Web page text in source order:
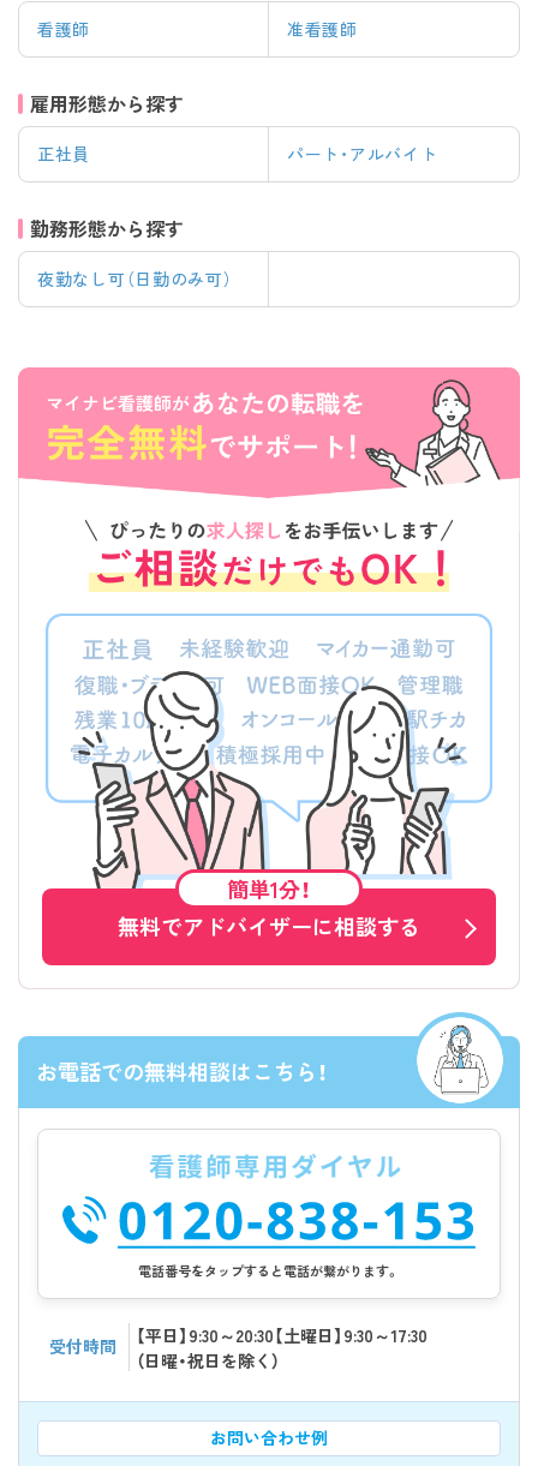
看護師 准看護師
雇用形態から探す
正社員 パート・アルバイト
勤務形態から探す
夜勤なし可（日勤のみ可）
簡単1分！
無料でアドバイザーに相談する
お電話での無料相談はこちら！
電話番号をタップすると電話が繋がります。
受付時間
【平日】9:30～20:30【土曜日】9:30～17:30
（日曜・祝日を除く）
お問い合わせ例